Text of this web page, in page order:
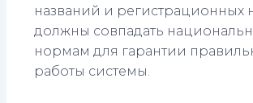
названий и регистрационных
должны совпадать
нормам для гарантии
работы системы.